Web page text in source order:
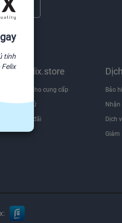
ký ngay
thứ ba.
trên Felix.store
đồng dành cho cung cấp
tắc ứng xử
trình ưu đãi
Bảo
Dịch
Giám
tính